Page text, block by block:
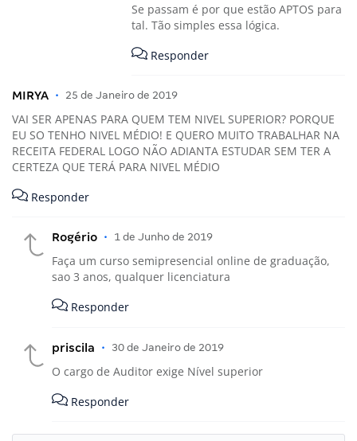
Se passam é por que estão APTOS para
tal. Tão simples essa lógica.
Responder
MIRYA • 25 de Janeiro de 2019
VAI SER APENAS PARA QUEM TEM NIVEL SUPERIOR? PORQUE
EU SO TENHO NIVEL MÉDIO! E QUERO MUITO TRABALHAR NA
RECEITA FEDERAL LOGO NÃO ADIANTA ESTUDAR SEM TER A
CERTEZA QUE TERÁ PARA NIVEL MÉDIO
Responder
Rogério • 1 de Junho de 2019
Faça um curso semipresencial online de graduação,
sao 3 anos, qualquer licenciatura
Responder
priscila • 30 de Janeiro de 2019
O cargo de Auditor exige Nível superior
Responder